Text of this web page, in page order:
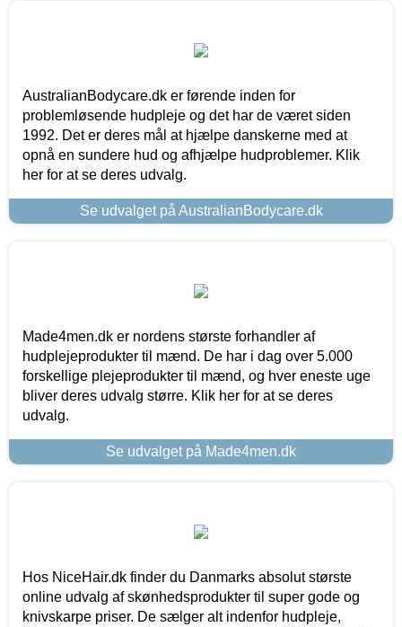
AustralianBodycare.dk er førende inden for
problemløsende hudpleje og det har de været siden
1992. Det er deres mål at hjælpe danskerne med at
opnå en sundere hud og afhjælpe hudproblemer. Klik
her for at se deres udvalg.
Se udvalget på AustralianBodycare.dk
Made4men.dk er nordens største forhandler af
hudplejeprodukter til mænd. De har i dag over 5.000
forskellige plejeprodukter til mænd, og hver eneste uge
bliver deres udvalg større. Klik her for at se deres
udvalg.
Se udvalget på Made4men.dk
Hos NiceHair.dk finder du Danmarks absolut største
online udvalg af skønhedsprodukter til super gode og
knivskarpe priser. De sælger alt indenfor hudpleje,